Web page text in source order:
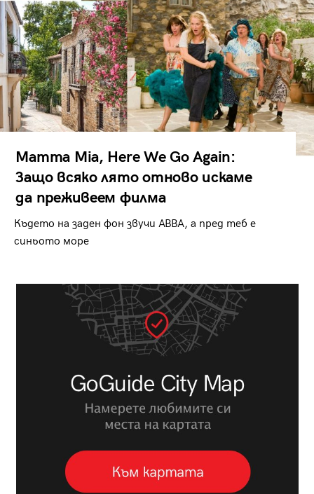
Mamma Mia, Here We Go Again:
Защо всяко лято отново искаме
да преживеем филма
Където на заден фон звучи ABBA, а пред теб е
синьото море